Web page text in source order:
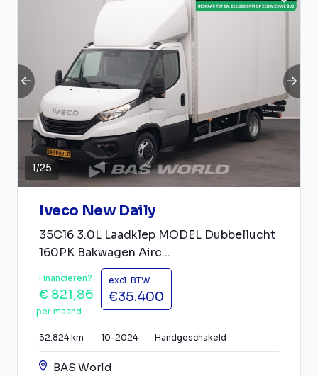
1/25
Iveco New Daily
35C16 3.0L Laadklep MODEL Dubbellucht
160PK Bakwagen Airc...
Financieren?
€ 821,86
per maand
excl. BTW
€35.400
32.824 km 10-2024 Handgeschakeld
BAS World